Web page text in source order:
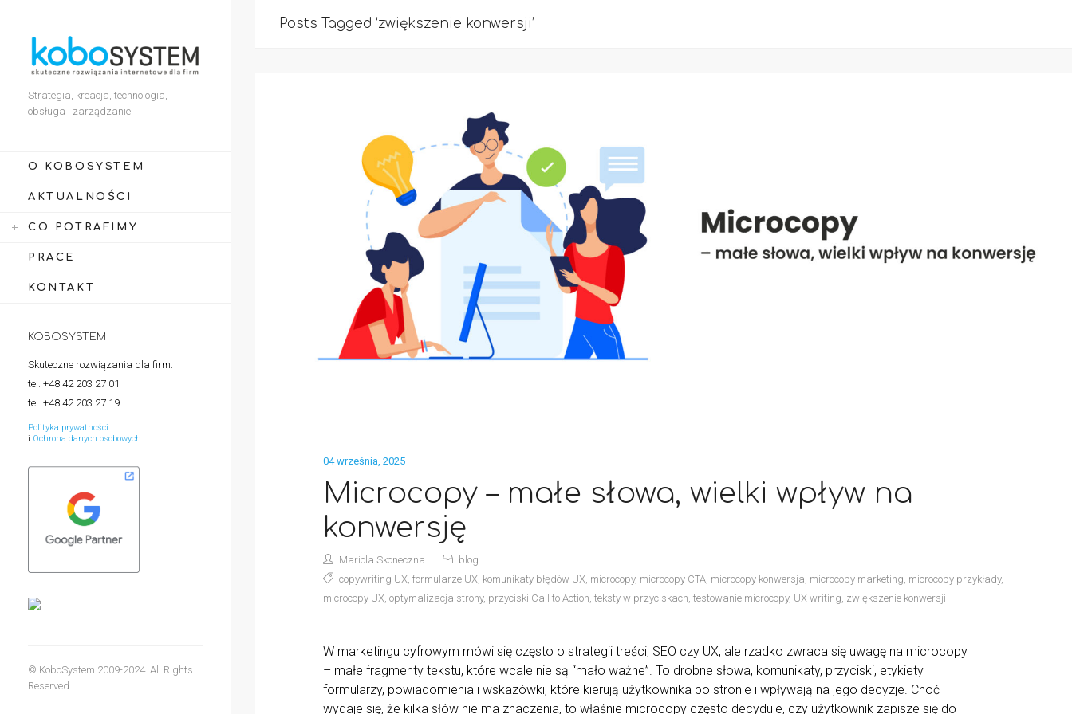
Strategia, kreacja, technologia,
obsługa i zarządzanie
O KOBOSYSTEM
AKTUALNOŚCI
CO POTRAFIMY
PRACE
KONTAKT
KOBOSYSTEM
Skuteczne rozwiązania dla firm.
tel. +48 42 203 27 01
tel. +48 42 203 27 19
Polityka prywatności
i Ochrona danych osobowych
© KoboSystem 2009-2024. All Rights
Reserved.
Posts Tagged ‘zwiększenie konwersji’
04 września, 2025
Microcopy – małe słowa, wielki wpływ na
konwersję
Mariola Skoneczna
blog
copywriting UX, formularze UX, komunikaty błędów UX, microcopy, microcopy CTA, microcopy konwersja, microcopy marketing, microcopy przykłady,
microcopy UX, optymalizacja strony, przyciski Call to Action, teksty w przyciskach, testowanie microcopy, UX writing, zwiększenie konwersji
W marketingu cyfrowym mówi się często o strategii treści, SEO czy UX, ale rzadko zwraca się uwagę na microcopy
– małe fragmenty tekstu, które wcale nie są “mało ważne”. To drobne słowa, komunikaty, przyciski, etykiety
formularzy, powiadomienia i wskazówki, które kierują użytkownika po stronie i wpływają na jego decyzje. Choć
wydaje się, że kilka słów nie ma znaczenia, to właśnie microcopy często decyduje, czy użytkownik zapisze się do